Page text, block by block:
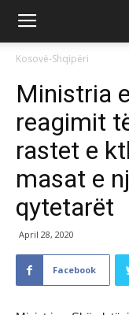
Kosovë-Shqipëri
Ministria
reagimit
rastet e
masat e
qytetarët
April 28, 2020
Facebook